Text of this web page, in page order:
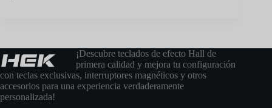
¡Descubre teclados de efecto Hall de
primera calidad y mejora tu configuración
con teclas exclusivas, interruptores magnéticos y otros
accesorios para una experiencia verdaderamente
personalizada!